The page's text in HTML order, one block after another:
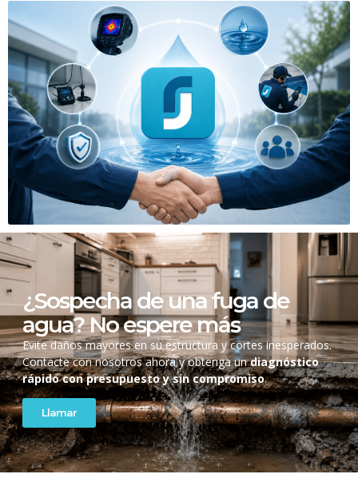
¿Sospecha de una fuga de
agua? No espere más
Evite daños mayores en su estructura y cortes inesperados.
Contacte con nosotros ahora y obtenga undiagnóstico
rápido con presupuesto y sin compromiso.
Llamar